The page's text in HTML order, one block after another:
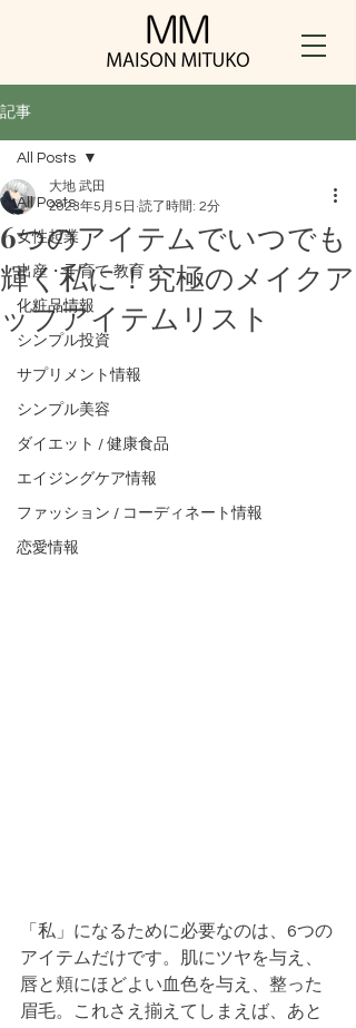
記事
All Posts
女性起業
出産・子育て ​教育
化粧品情報
シンプル投資
サプリメント情報
シンプル美容
ダイエット / 健康食品
エイジングケア情報
ファッション / コーディネート情報
恋愛情報
All Posts
6つのアイテムでいつでも
輝く私に！究極のメイクア
ップアイテムリスト
大地 武田
2023年5月5日 読了時間: 2分
「私」になるために必要なのは、6つの
アイテムだけです。肌にツヤを与え、
唇と頬にほどよい血色を与え、整った
眉毛。これさえ揃えてしまえば、あと